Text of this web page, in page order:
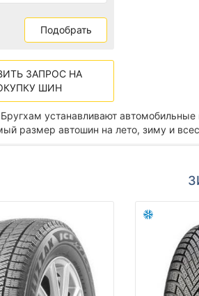
Подобрать
ЗАПРОС НА
ШИН
устанавливают
размер автошин на лето, зиму и